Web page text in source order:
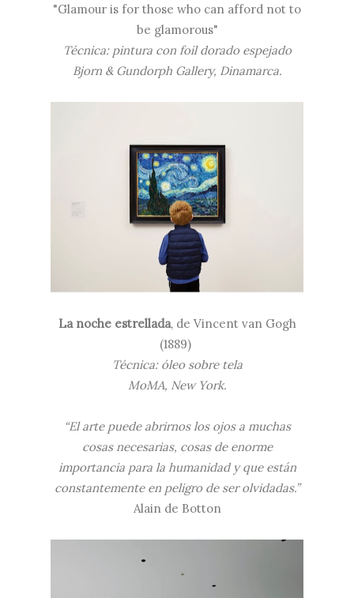
"Glamour is for those who can afford not to
be glamorous"
Técnica: pintura con foil dorado espejado
Bjorn & Gundorph Gallery, Dinamarca.
La noche estrellada, de Vincent van Gogh
(1889)
Técnica: óleo sobre tela
MoMA, New York.
“El arte puede abrirnos los ojos a muchas
cosas necesarias, cosas de enorme
importancia para la humanidad y que están
constantemente en peligro de ser olvidadas.”
Alain de Botton